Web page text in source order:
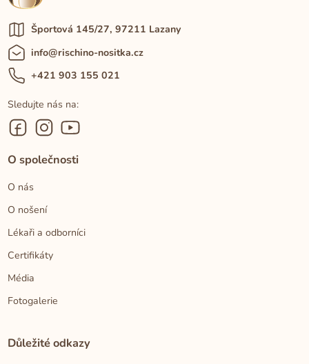
Športová 145/27, 97211 Lazany
info@rischino-nositka.cz
+421 903 155 021
Sledujte nás na:
O společnosti
O nás
O nošení
Lékaři a odborníci
Certifikáty
Média
Fotogalerie
Důležité odkazy